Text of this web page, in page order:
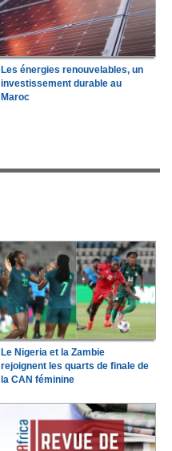
Les énergies renouvelables, un
investissement durable au
Maroc
Le Nigeria et la Zambie
rejoignent les quarts de finale de
la CAN féminine